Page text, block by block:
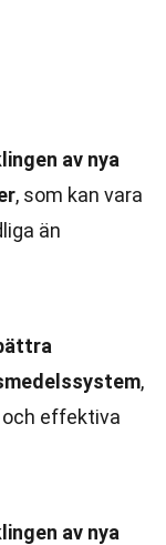
av nya
, som kan vara
än
,
och effektiva
av nya